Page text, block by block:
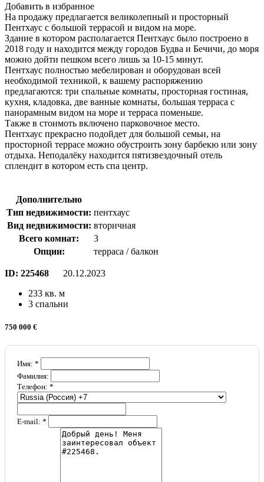
Добавить в избранное
На продажу предлагается великолепный и просторный
Пентхаус с большой террасой и видом на море.
Здание в котором располагается Пентхаус было построено в
2018 году и находится между городов Будва и Бечичи, до моря
можно дойти пешком всего лишь за 10-15 минут.
Пентхаус полностью мебелирован и оборудован всей
необходимой техникой, к вашему распоряжению
предлагаются: три спальные комнаты, просторная гостиная,
кухня, кладовка, две ванные комнаты, большая терраса с
панорамным видом на море и терраса поменьше.
Также в стоимоть включено парковочное место.
Пентхаус прекрасно подойдет для большой семьи, на
просторной террасе можно обустроить зону барбекю или зону
отдыха. Неподалёку находится пятизвездочный отель
сплендит в котором есть спа центр.
Дополнительно
Тип недвижимости: пентхаус
Вид недвижимости: вторичная
Всего комнат:
3
Опции:
терраса / балкон
ID: 225468
20.12.2023
233 кв. м
3 спальни
750 000 €
Имя: *
Фамилия:
Телефон: *
E-mail: *